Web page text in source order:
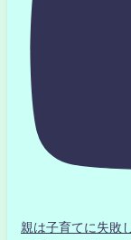
親は子育てに失敗